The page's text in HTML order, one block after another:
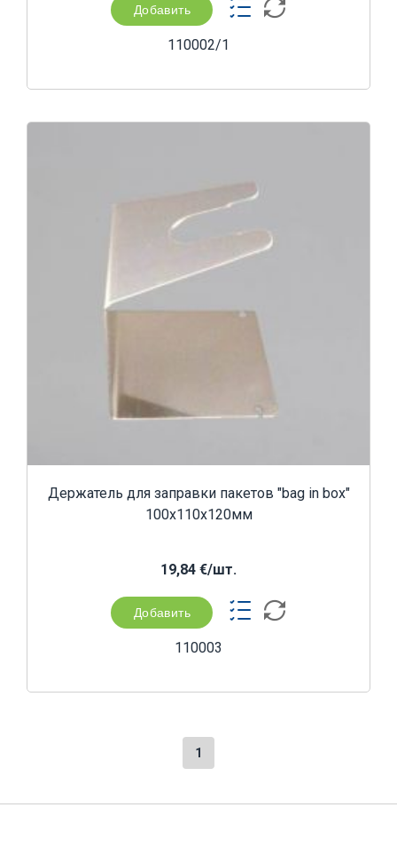
Добавить
110002/1
Держатель для заправки пакетов "bag in box"
100x110x120мм
19,84 €/шт.
Добавить
110003
1